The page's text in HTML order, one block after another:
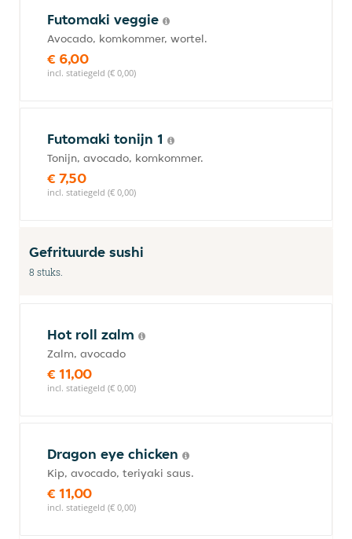
Futomaki veggie
Avocado, komkommer, wortel.
€ 6,00
incl. statiegeld (€ 0,00)
Futomaki tonijn 1
Tonijn, avocado, komkommer.
€ 7,50
incl. statiegeld (€ 0,00)
Gefrituurde sushi
8 stuks.
Hot roll zalm
Zalm, avocado
€ 11,00
incl. statiegeld (€ 0,00)
Dragon eye chicken
Kip, avocado, teriyaki saus.
€ 11,00
incl. statiegeld (€ 0,00)